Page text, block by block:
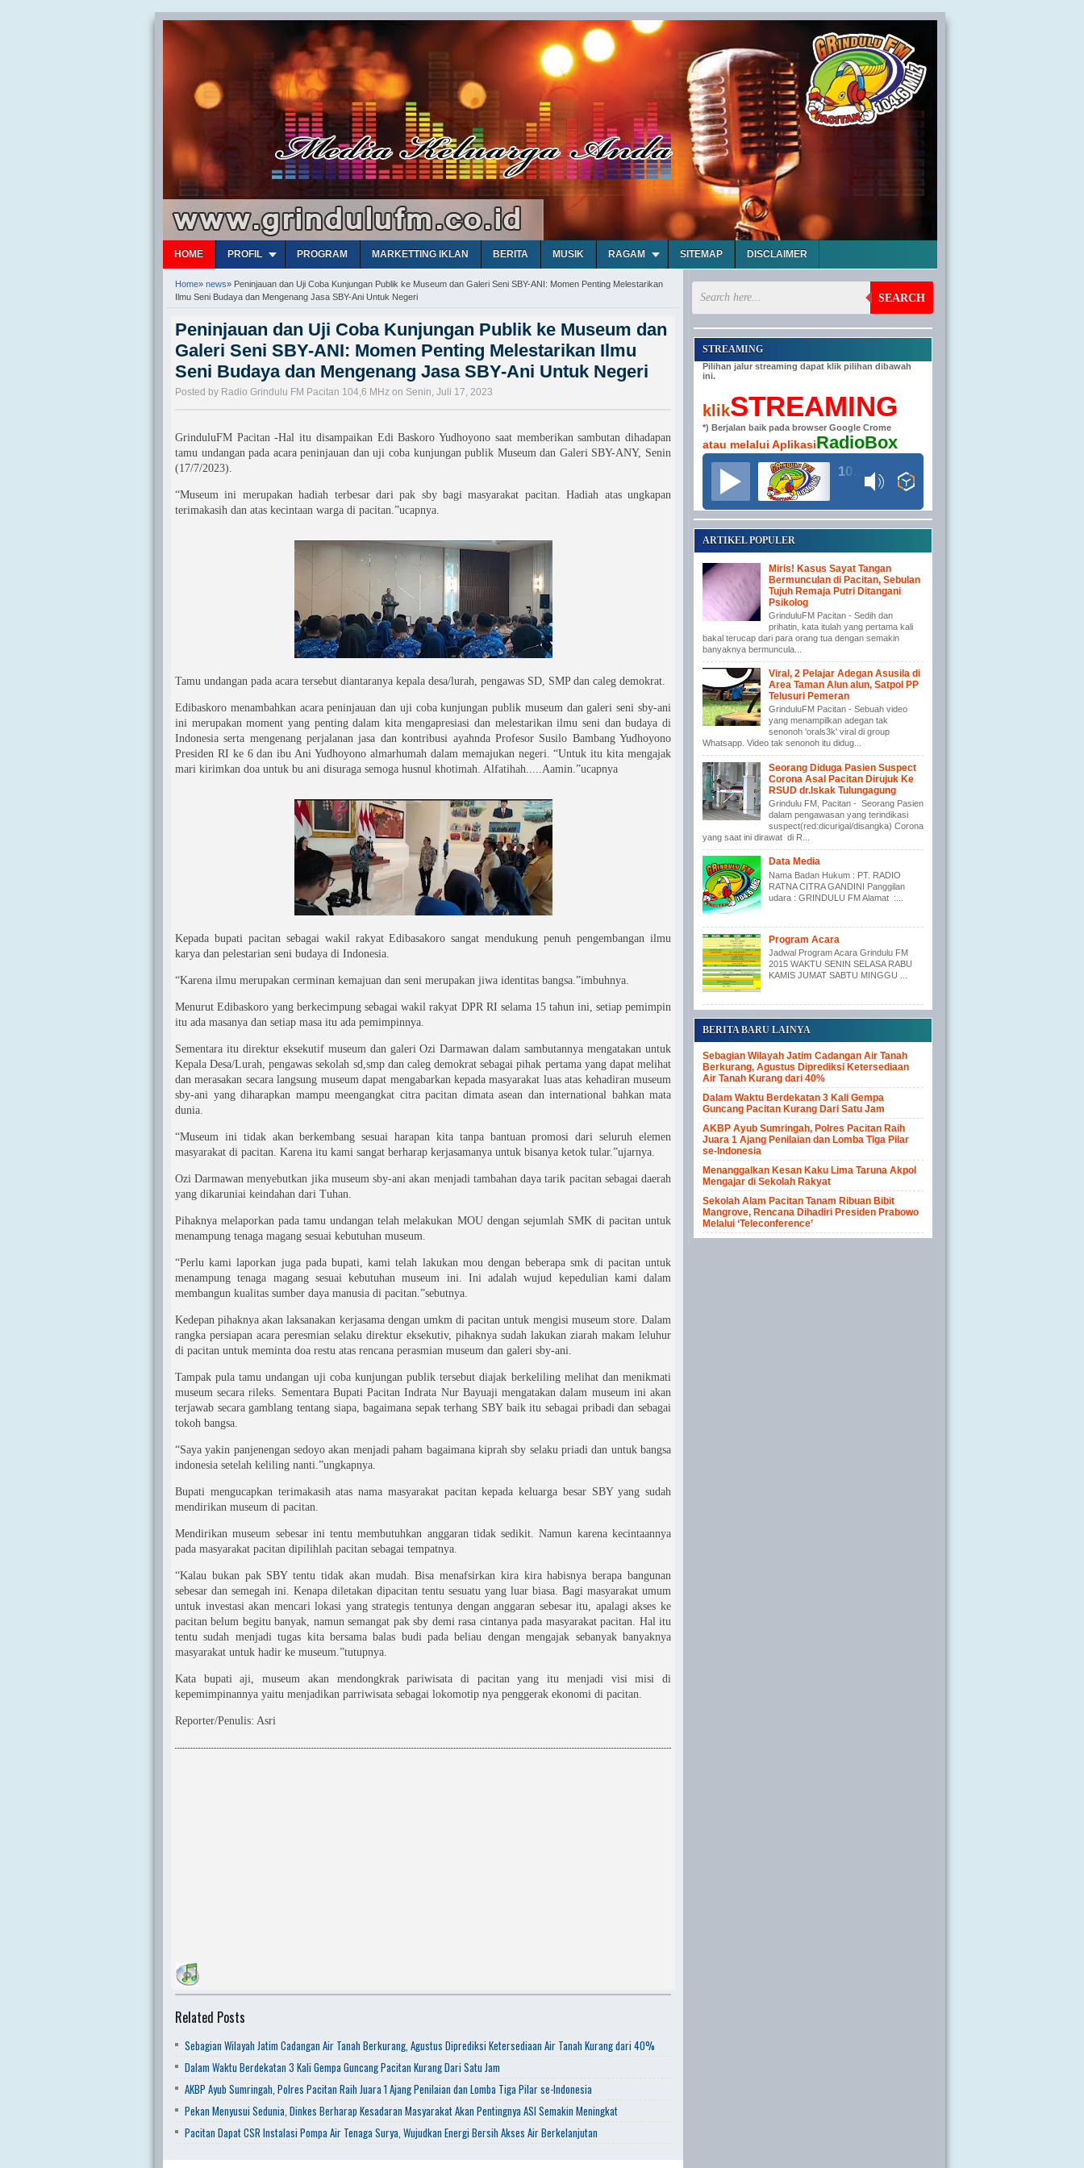
HOME PROFIL PROGRAM MARKETTING IKLAN BERITA MUSIK RAGAM SITEMAP DISCLAIMER
Home» news» Peninjauan dan Uji Coba Kunjungan Publik ke Museum dan Galeri Seni SBY-ANI: Momen Penting Melestarikan
Ilmu Seni Budaya dan Mengenang Jasa SBY-Ani Untuk Negeri
Peninjauan dan Uji Coba Kunjungan Publik ke Museum dan
Galeri Seni SBY-ANI: Momen Penting Melestarikan Ilmu
Seni Budaya dan Mengenang Jasa SBY-Ani Untuk Negeri
Posted by Radio Grindulu FM Pacitan 104,6 MHz on Senin, Juli 17, 2023
GrinduluFM Pacitan -Hal itu disampaikan Edi Baskoro Yudhoyono saat memberikan sambutan dihadapan
tamu undangan pada acara peninjauan dan uji coba kunjungan publik Museum dan Galeri SBY-ANY, Senin
(17/7/2023).
“Museum ini merupakan hadiah terbesar dari pak sby bagi masyarakat pacitan. Hadiah atas ungkapan
terimakasih dan atas kecintaan warga di pacitan.”ucapnya.
Tamu undangan pada acara tersebut diantaranya kepala desa/lurah, pengawas SD, SMP dan caleg demokrat.
Edibaskoro menambahkan acara peninjauan dan uji coba kunjungan publik museum dan galeri seni sby-ani
ini merupakan moment yang penting dalam kita mengapresiasi dan melestarikan ilmu seni dan budaya di
Indonesia serta mengenang perjalanan jasa dan kontribusi ayahnda Profesor Susilo Bambang Yudhoyono
Presiden RI ke 6 dan ibu Ani Yudhoyono almarhumah dalam memajukan negeri. “Untuk itu kita mengajak
mari kirimkan doa untuk bu ani disuraga semoga husnul khotimah. Alfatihah.....Aamin.”ucapnya
Kepada bupati pacitan sebagai wakil rakyat Edibasakoro sangat mendukung penuh pengembangan ilmu
karya dan pelestarian seni budaya di Indonesia.
“Karena ilmu merupakan cerminan kemajuan dan seni merupakan jiwa identitas bangsa.”imbuhnya.
Menurut Edibaskoro yang berkecimpung sebagai wakil rakyat DPR RI selama 15 tahun ini, setiap pemimpin
itu ada masanya dan setiap masa itu ada pemimpinnya.
Sementara itu direktur eksekutif museum dan galeri Ozi Darmawan dalam sambutannya mengatakan untuk
Kepala Desa/Lurah, pengawas sekolah sd,smp dan caleg demokrat sebagai pihak pertama yang dapat melihat
dan merasakan secara langsung museum dapat mengabarkan kepada masyarakat luas atas kehadiran museum
sby-ani yang diharapkan mampu meengangkat citra pacitan dimata asean dan international bahkan mata
dunia.
“Museum ini tidak akan berkembang sesuai harapan kita tanpa bantuan promosi dari seluruh elemen
masyarakat di pacitan. Karena itu kami sangat berharap kerjasamanya untuk bisanya ketok tular.”ujarnya.
Ozi Darmawan menyebutkan jika museum sby-ani akan menjadi tambahan daya tarik pacitan sebagai daerah
yang dikaruniai keindahan dari Tuhan.
Pihaknya melaporkan pada tamu undangan telah melakukan MOU dengan sejumlah SMK di pacitan untuk
menampung tenaga magang sesuai kebutuhan museum.
“Perlu kami laporkan juga pada bupati, kami telah lakukan mou dengan beberapa smk di pacitan untuk
menampung tenaga magang sesuai kebutuhan museum ini. Ini adalah wujud kepedulian kami dalam
membangun kualitas sumber daya manusia di pacitan.”sebutnya.
Kedepan pihaknya akan laksanakan kerjasama dengan umkm di pacitan untuk mengisi museum store. Dalam
rangka persiapan acara peresmian selaku direktur eksekutiv, pihaknya sudah lakukan ziarah makam leluhur
di pacitan untuk meminta doa restu atas rencana perasmian museum dan galeri sby-ani.
Tampak pula tamu undangan uji coba kunjungan publik tersebut diajak berkeliling melihat dan menikmati
museum secara rileks. Sementara Bupati Pacitan Indrata Nur Bayuaji mengatakan dalam museum ini akan
terjawab secara gamblang tentang siapa, bagaimana sepak terhang SBY baik itu sebagai pribadi dan sebagai
tokoh bangsa.
“Saya yakin panjenengan sedoyo akan menjadi paham bagaimana kiprah sby selaku priadi dan untuk bangsa
indonesia setelah keliling nanti.”ungkapnya.
Bupati mengucapkan terimakasih atas nama masyarakat pacitan kepada keluarga besar SBY yang sudah
mendirikan museum di pacitan.
Mendirikan museum sebesar ini tentu membutuhkan anggaran tidak sedikit. Namun karena kecintaannya
pada masyarakat pacitan dipilihlah pacitan sebagai tempatnya.
“Kalau bukan pak SBY tentu tidak akan mudah. Bisa menafsirkan kira kira habisnya berapa bangunan
sebesar dan semegah ini. Kenapa diletakan dipacitan tentu sesuatu yang luar biasa. Bagi masyarakat umum
untuk investasi akan mencari lokasi yang strategis tentunya dengan anggaran sebesar itu, apalagi akses ke
pacitan belum begitu banyak, namun semangat pak sby demi rasa cintanya pada masyarakat pacitan. Hal itu
tentu sudah menjadi tugas kita bersama balas budi pada beliau dengan mengajak sebanyak banyaknya
masyarakat untuk hadir ke museum.”tutupnya.
Kata bupati aji, museum akan mendongkrak pariwisata di pacitan yang itu menjadi visi misi di
kepemimpinannya yaitu menjadikan parriwisata sebagai lokomotip nya penggerak ekonomi di pacitan.
Reporter/Penulis: Asri
Related Posts
Sebagian Wilayah Jatim Cadangan Air Tanah Berkurang, Agustus Diprediksi Ketersediaan Air Tanah Kurang dari 40%
Dalam Waktu Berdekatan 3 Kali Gempa Guncang Pacitan Kurang Dari Satu Jam
AKBP Ayub Sumringah, Polres Pacitan Raih Juara 1 Ajang Penilaian dan Lomba Tiga Pilar se-Indonesia
Pekan Menyusui Sedunia, Dinkes Berharap Kesadaran Masyarakat Akan Pentingnya ASI Semakin Meningkat
Pacitan Dapat CSR Instalasi Pompa Air Tenaga Surya, Wujudkan Energi Bersih Akses Air Berkelanjutan
SEARCH
STREAMING
Pilihan jalur streaming dapat klik pilihan dibawah
ini.
klikSTREAMING
*) Berjalan baik pada browser Google Crome
atau melalui AplikasiRadioBox
ARTIKEL POPULER
Miris! Kasus Sayat Tangan
Bermunculan di Pacitan, Sebulan
Tujuh Remaja Putri Ditangani
Psikolog
GrinduluFM Pacitan - Sedih dan
prihatin, kata itulah yang pertama kali
bakal terucap dari para orang tua dengan semakin
banyaknya bermuncula...
Viral, 2 Pelajar Adegan Asusila di
Area Taman Alun alun, Satpol PP
Telusuri Pemeran
GrinduluFM Pacitan - Sebuah video
yang menampilkan adegan tak
senonoh 'orals3k' viral di group
Whatsapp. Video tak senonoh itu didug...
Seorang Diduga Pasien Suspect
Corona Asal Pacitan Dirujuk Ke
RSUD dr.Iskak Tulungagung
Grindulu FM, Pacitan - Seorang Pasien
dalam pengawasan yang terindikasi
suspect(red:dicurigai/disangka) Corona
yang saat ini dirawat di R...
Data Media
Nama Badan Hukum : PT. RADIO
RATNA CITRA GANDINI Panggilan
udara : GRINDULU FM Alamat :...
Program Acara
Jadwal Program Acara Grindulu FM
2015 WAKTU SENIN SELASA RABU
KAMIS JUMAT SABTU MINGGU ...
BERITA BARU LAINYA
Sebagian Wilayah Jatim Cadangan Air Tanah
Berkurang, Agustus Diprediksi Ketersediaan
Air Tanah Kurang dari 40%
Dalam Waktu Berdekatan 3 Kali Gempa
Guncang Pacitan Kurang Dari Satu Jam
AKBP Ayub Sumringah, Polres Pacitan Raih
Juara 1 Ajang Penilaian dan Lomba Tiga Pilar
se-Indonesia
Menanggalkan Kesan Kaku Lima Taruna Akpol
Mengajar di Sekolah Rakyat
Sekolah Alam Pacitan Tanam Ribuan Bibit
Mangrove, Rencana Dihadiri Presiden Prabowo
Melalui ‘Teleconference’